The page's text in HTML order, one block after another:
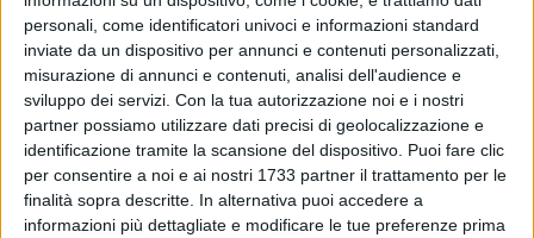
personali, come identificatori univoci e informazioni standard
inviate da un dispositivo per annunci e contenuti personalizzati,
misurazione di annunci e contenuti, analisi dell'audience e
sviluppo dei servizi. Con la tua autorizzazione noi e i nostri
partner possiamo utilizzare dati precisi di geolocalizzazione e
identificazione tramite la scansione del dispositivo. Puoi fare clic
per consentire a noi e ai nostri 1733 partner il trattamento per le
finalità sopra descritte. In alternativa puoi accedere a
informazioni più dettagliate e modificare le tue preferenze prima
BISCEGLIE - 1 LUGLIO 2026
Il desiderio di maternità: Chiara Tagliaferri
presenta "Arkansas" alle Vecchie Segherie
Mastrototaro
BISCEGLIE - 30 GIUGNO 2026
Bisceglie, sport e valori al centro della
presentazione del libro di Valentino Losito